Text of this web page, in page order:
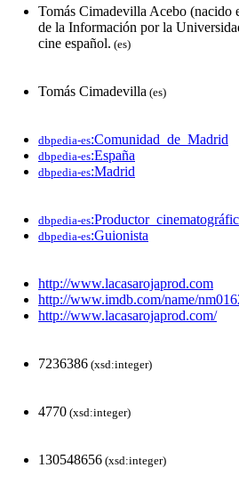
Tomás Cimadevilla Acebo (nacido
de la Información por la
cine español. (es)
Tomás Cimadevilla (es)
dbpedia-es:Comunidad_de_Madrid
dbpedia-es:España
dbpedia-es:Madrid
dbpedia-es
dbpedia-es:Guionista
http://www.lacasarojaprod.com
http://www.imdb.com/name/
http://www.lacasarojaprod.com/
7236386 (xsd:integer)
4770 (xsd:integer)
130548656 (xsd:integer)